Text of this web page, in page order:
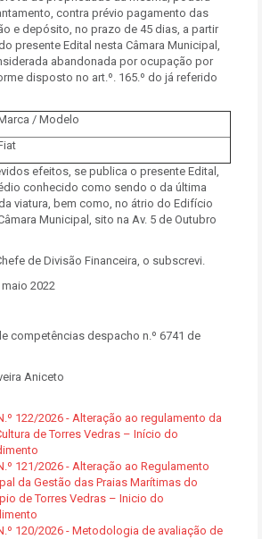
contra prévio pagamento das
e depósito, no prazo de 45 dias, a partir
presente Edital nesta Câmara Municipal,
abandonada por ocupação por
disposto no art.º. 165.º do já referido
/ Modelo
efeitos, se publica o presente Edital,
conhecido como sendo o da última
viatura, bem como, no átrio do Edifício
Municipal, sito na Av. 5 de Outubro
de Divisão Financeira, o subscrevi.
2022
competências despacho n.º 6741 de
Aniceto
122/2026 - Alteração ao regulamento da
de Torres Vedras – Início do
121/2026 - Alteração ao Regulamento
da Gestão das Praias Marítimas do
de Torres Vedras – Inicio do
120/2026 - Metodologia de avaliação de